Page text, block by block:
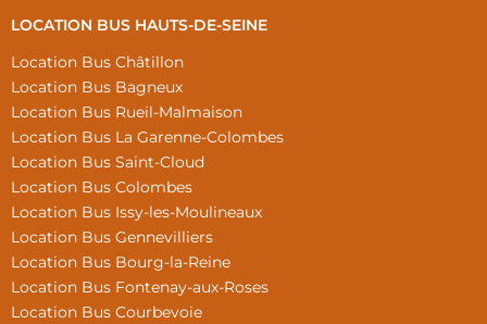
LOCATION BUS HAUTS-DE-SEINE
Location Bus Châtillon
Location Bus Bagneux
Location Bus Rueil-Malmaison
Location Bus La Garenne-Colombes
Location Bus Saint-Cloud
Location Bus Colombes
Location Bus Issy-les-Moulineaux
Location Bus Gennevilliers
Location Bus Bourg-la-Reine
Location Bus Fontenay-aux-Roses
Location Bus Courbevoie